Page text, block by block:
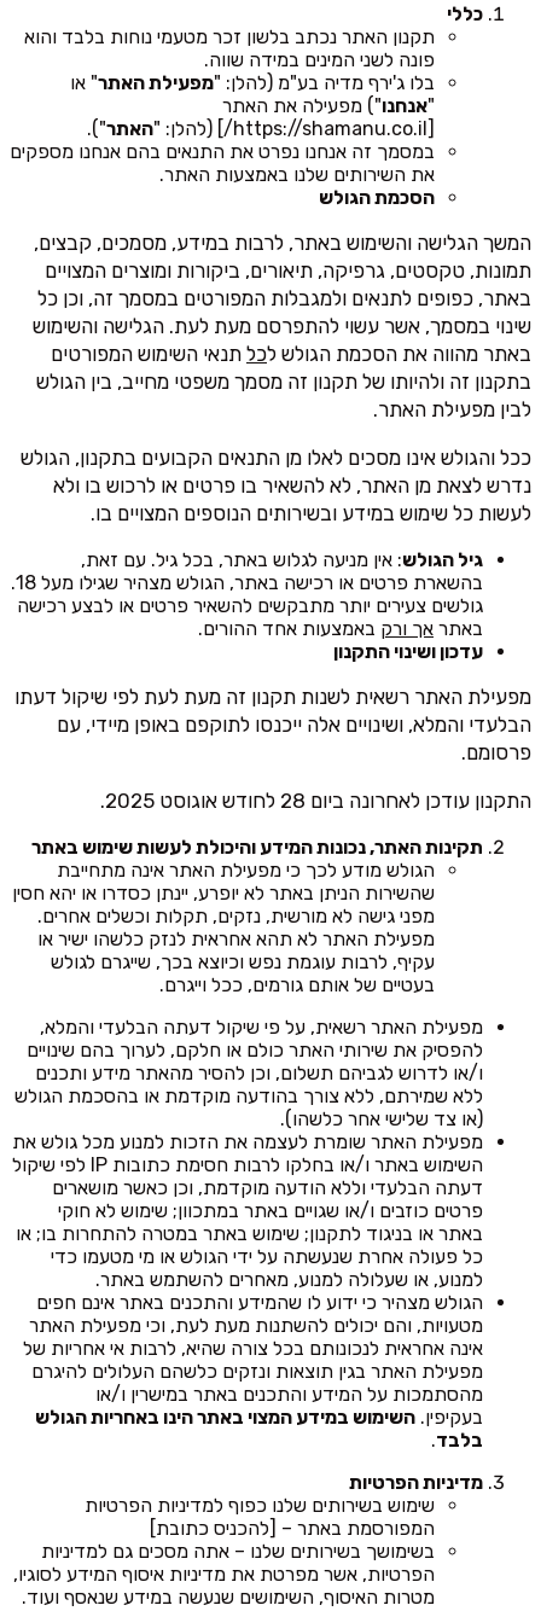
כללי
תקנון האתר נכתב בלשון זכר מטעמי נוחות בלבד והוא
פונה לשני המינים במידה שווה.
בלו ג'ירף מדיה בע"מ (להלן: "מפעילת האתר" או
"אנחנו") מפעילה את האתר
[https://shamanu.co.il/] (להלן: "
האתר").
במסמך זה אנחנו נפרט את התנאים בהם אנחנו מספקים
את השירותים שלנו באמצעות האתר.
הסכמת הגולש
המשך הגלישה והשימוש באתר, לרבות במידע, מסמכים, קבצים,
תמונות, טקסטים, גרפיקה, תיאורים, ביקורות ומוצרים המצויים
באתר, כפופים לתנאים ולמגבלות המפורטים במסמך זה, וכן כל
שינוי במסמך, אשר עשוי להתפרסם מעת לעת. הגלישה והשימוש
באתר מהווה את הסכמת הגולש לכל תנאי השימוש המפורטים
בתקנון זה ולהיותו של תקנון זה מסמך משפטי מחייב, בין הגולש
לבין מפעילת האתר.
ככל והגולש אינו מסכים לאלו מן התנאים הקבועים בתקנון, הגולש
נדרש לצאת מן האתר, לא להשאיר בו פרטים או לרכוש בו ולא
לעשות כל שימוש במידע ובשירותים הנוספים המצויים בו.
גיל הגולש: אין מניעה לגלוש באתר, בכל גיל. עם זאת,
בהשארת פרטים או רכישה באתר, הגולש מצהיר שגילו מעל 18.
גולשים צעירים יותר מתבקשים להשאיר פרטים או לבצע רכישה
באתר אך ורק באמצעות אחד ההורים.
עדכון ושינוי התקנון
מפעילת האתר רשאית לשנות תקנון זה מעת לעת לפי שיקול דעתו
הבלעדי והמלא, ושינויים אלה ייכנסו לתוקפם באופן מיידי, עם
פרסומם.
התקנון עודכן לאחרונה ביום 28 לחודש אוגוסט 2025.
תקינות האתר, נכונות המידע והיכולת לעשות שימוש באתר
הגולש מודע לכך כי מפעילת האתר אינה מתחייבת
שהשירות הניתן באתר לא יופרע, יינתן כסדרו או יהא חסין
מפני גישה לא מורשית, נזקים, תקלות וכשלים אחרים.
מפעילת האתר לא תהא אחראית לנזק כלשהו ישיר או
עקיף, לרבות עוגמת נפש וכיוצא בכך, שייגרם לגולש
בעטיים של אותם גורמים, ככל וייגרם.
מפעילת האתר רשאית, על פי שיקול דעתה הבלעדי והמלא,
להפסיק את שירותי האתר כולם או חלקם, לערוך בהם שינויים
ו/או לדרוש לגביהם תשלום, וכן להסיר מהאתר מידע ותכנים
ללא שמירתם, ללא צורך בהודעה מוקדמת או בהסכמת הגולש
(או צד שלישי אחר כלשהו).
מפעילת האתר שומרת לעצמה את הזכות למנוע מכל גולש את
השימוש באתר ו/או בחלקו לרבות חסימת כתובות IP לפי שיקול
דעתה הבלעדי וללא הודעה מוקדמת, וכן כאשר מושארים
פרטים כוזבים ו/או שגויים באתר במתכוון; שימוש לא חוקי
באתר או בניגוד לתקנון; שימוש באתר במטרה להתחרות בו; או
כל פעולה אחרת שנעשתה על ידי הגולש או מי מטעמו כדי
למנוע, או שעלולה למנוע, מאחרים להשתמש באתר.
הגולש מצהיר כי ידוע לו שהמידע והתכנים באתר אינם חפים
מטעויות, והם יכולים להשתנות מעת לעת, וכי מפעילת האתר
אינה אחראית לנכונותם בכל צורה שהיא, לרבות אי אחריות של
מפעילת האתר בגין תוצאות ונזקים כלשהם העלולים להיגרם
מהסתמכות על המידע והתכנים באתר במישרין ו/או
בעקיפין. השימוש במידע המצוי באתר הינו באחריות הגולש
בלבד.
מדיניות הפרטיות
שימוש בשירותים שלנו כפוף למדיניות הפרטיות
המפורסמת באתר – [להכניס כתובת]
בשימושך בשירותים שלנו – אתה מסכים גם למדיניות
הפרטיות, אשר מפרטת את מדיניות איסוף המידע לסוגיו,
מטרות האיסוף, השימושים שנעשה במידע שנאסף ועוד.